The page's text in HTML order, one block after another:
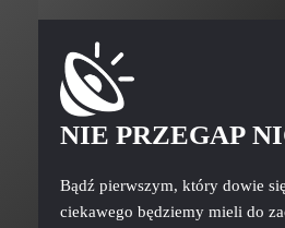
NIE PRZEGAP
Bądź pierwszym, który dowie
ciekawego będziemy mieli do